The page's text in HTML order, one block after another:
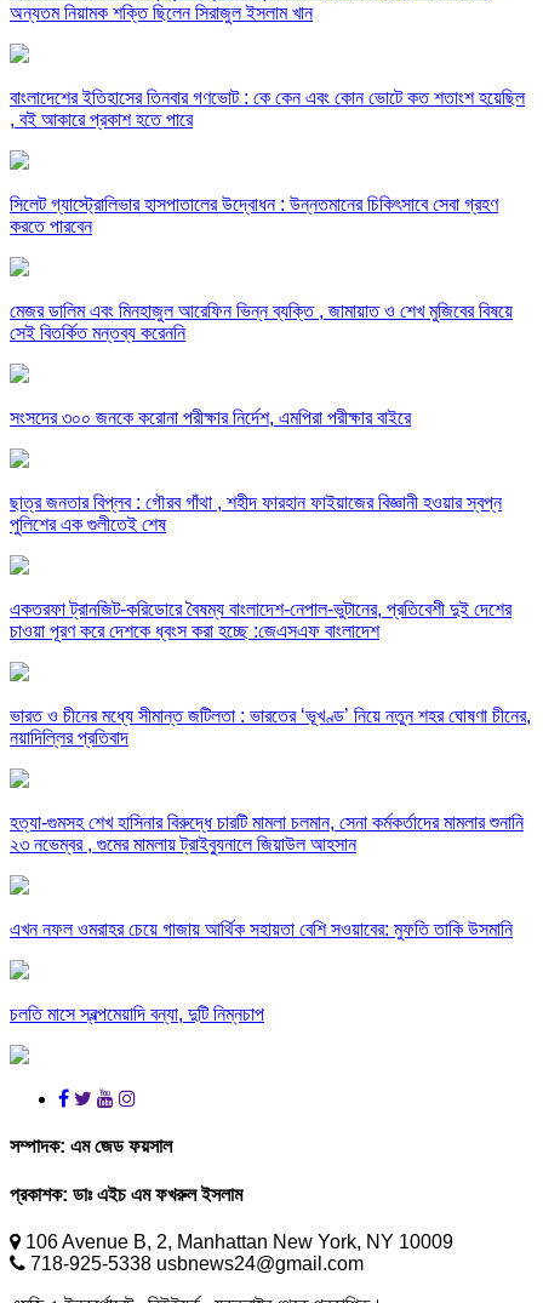
অন্যতম নিয়ামক শক্তি ছিলেন সিরাজুল ইসলাম খান
বাংলাদেশের ইতিহাসের তিনবার গণভোট : কে কেন এবং কোন ভোটে কত শতাংশ হয়েছিল
, বই আকারে প্রকাশ হতে পারে
সিলেট গ্যাস্ট্রোলিভার হাসপাতালের উদ্বোধন : উন্নতমানের চিকিৎসাবে সেবা গ্রহণ
করতে পারবেন
মেজর ডালিম এবং মিনহাজুল আরেফিন ভিন্ন ব্যক্তি , জামায়াত ও শেখ মুজিবের বিষয়ে
সেই বিতর্কিত মন্তব্য করেননি
সংসদের ৩০০ জনকে করোনা পরীক্ষার নির্দেশ, এমপিরা পরীক্ষার বাইরে
ছাত্র জনতার বিপ্লব : গৌরব গাঁথা , শহীদ ফারহান ফাইয়াজের বিজ্ঞানী হওয়ার স্বপ্ন
পুলিশের এক গুলীতেই শেষ
একতরফা ট্রানজিট-করিডোরে বৈষম্য বাংলাদেশ-নেপাল-ভুটানের, প্রতিবেশী দুই দেশের
চাওয়া পূরণ করে দেশকে ধ্বংস করা হচ্ছে :জেএসএফ বাংলাদেশ
ভারত ও চীনের মধ্যে সীমান্ত জটিলতা : ভারতের ‘ভূখণ্ড’ নিয়ে নতুন শহর ঘোষণা চীনের,
নয়াদিল্লির প্রতিবাদ
হত্যা-গুমসহ শেখ হাসিনার বিরুদ্ধে চারটি মামলা চলমান, সেনা কর্মকর্তাদের মামলার শুনানি
২৩ নভেম্বর , গুমের মামলায় ট্রাইব্যুনালে জিয়াউল আহসান
এখন নফল ওমরাহর চেয়ে গাজায় আর্থিক সহায়তা বেশি সওয়াবের: মুফতি তাকি উসমানি
চলতি মাসে স্বল্পমেয়াদি বন্যা, দুটি নিম্নচাপ
সম্পাদক: এম জেড ফয়সাল
প্রকাশক: ডাঃ এইচ এম ফখরুল ইসলাম
106 Avenue B, 2, Manhattan New York, NY 10009
718-925-5338 usbnews24@gmail.com